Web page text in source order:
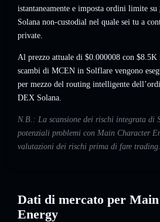
istantaneamente e imposta ordini limite su
Solana non-custodial nel quale sei tu a
private.
Al prezzo attuale di $0.000008 con
scambi di MCEN in Solflare vengono
per mezzo del routing intelligente
DEX Solana.
N.B.: La scansione dei rischi integrata di
potenziali problemi con Main Character
valutazioni dei rischi prima di fare trading.
Dati di mercato per
Energy